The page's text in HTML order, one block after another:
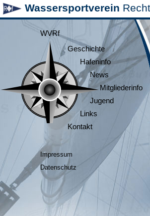
Wassersportverein
WVRf
Geschichte
Hafeninfo
News
Mitgliederinfo
Jugend
Links
Kontakt
Impressum
Datenschutz